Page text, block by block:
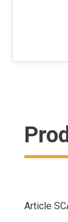
Article